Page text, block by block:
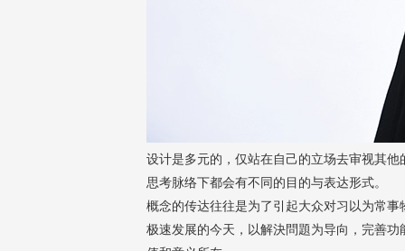
设计是多元的，仅站在自己的立场去审视其
思考脉络下都会有不同的目的与表达形式。
概念的传达往往是为了引起大众对习以为常
极速发展的今天，以解決問題为导向，完善